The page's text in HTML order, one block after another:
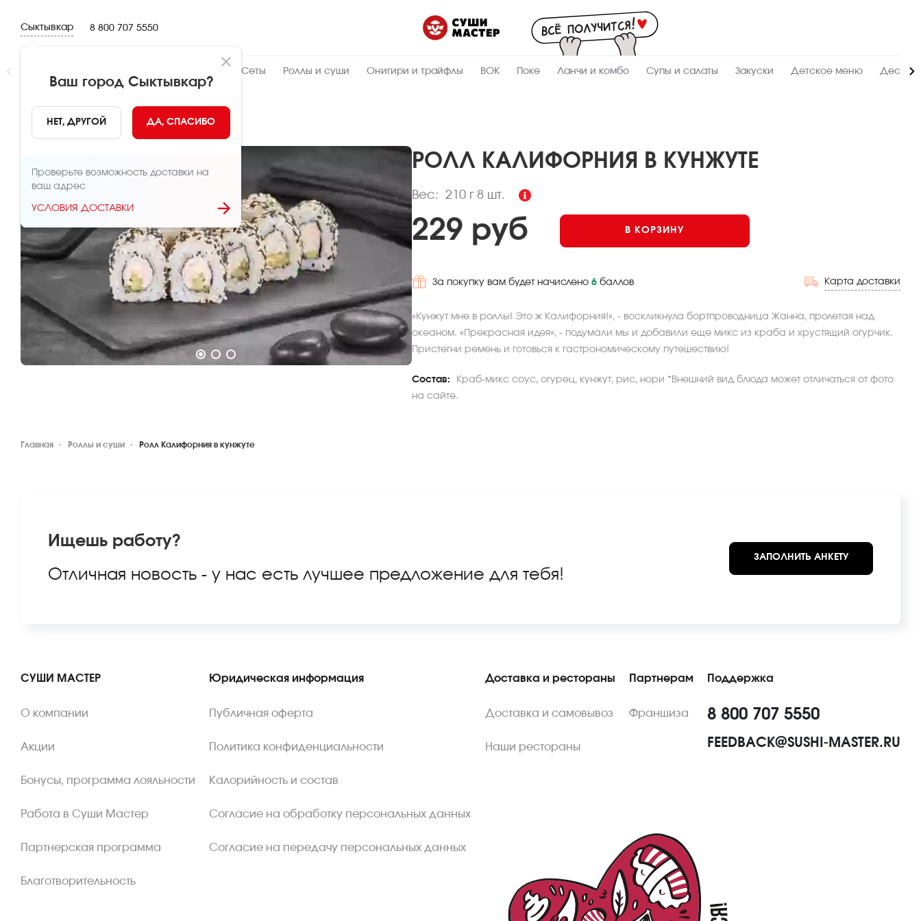
Сыктывкар
Ваш город Сыктывкар?
НЕТ, ДРУГОЙ ДА, СПАСИБО
Проверьте возможность доставки на
ваш адрес
УСЛОВИЯ ДОСТАВКИ
8 800 707 5550
Сеты Роллы и суши Онигири и трайфлы ВОК Поке Ланчи и комбо Супы и салаты Закуски Детское меню
НАЗАД
РОЛЛ КАЛИФОРНИЯ В КУНЖУТЕ
Вес: 210 г8 шт.
Пищевая
210 Вес, г
202.4 Ккал
229 руб В КОРЗИНУ
За покупку вам будет начислено 6 баллов Карта доставки
«Кунжут мне в роллы! Это ж Калифорния!», - воскликнула бортпроводница Жанна, пролетая над
океаном. «Прекрасная идея», - подумали мы и добавили еще микс из краба и хрустящий огурчик.
Пристегни ремень и готовься к гастрономическому путешествию!
Состав:
Краб-микс соус, огурец, кунжут, рис, нори *Внешний вид блюда может отличаться от фото
на сайте.
Главная Роллы и суши Ролл Калифорния в кунжуте
Ищешь работу?
Отличная новость - у нас есть лучшее предложение для тебя!
ЗАПОЛНИТЬ АНКЕТУ
СУШИ МАСТЕР
О компании
Акции
Бонусы, программа лояльности
Работа в Суши Мастер
Партнерская программа
Благотворительность
Юридическая информация
Публичная оферта
Политика конфиденциальности
Калорийность и состав
Согласие на обработку персональных данных
Согласие на передачу персональных данных
Доставка и рестораны
Доставка и самовывоз
Наши рестораны
Партнерам
Франшиза
Поддержка
8 800 707 5550
FEEDBACK@SUSHI-MASTER.RU